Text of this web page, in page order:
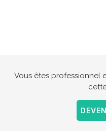
Vous êtes professionnel